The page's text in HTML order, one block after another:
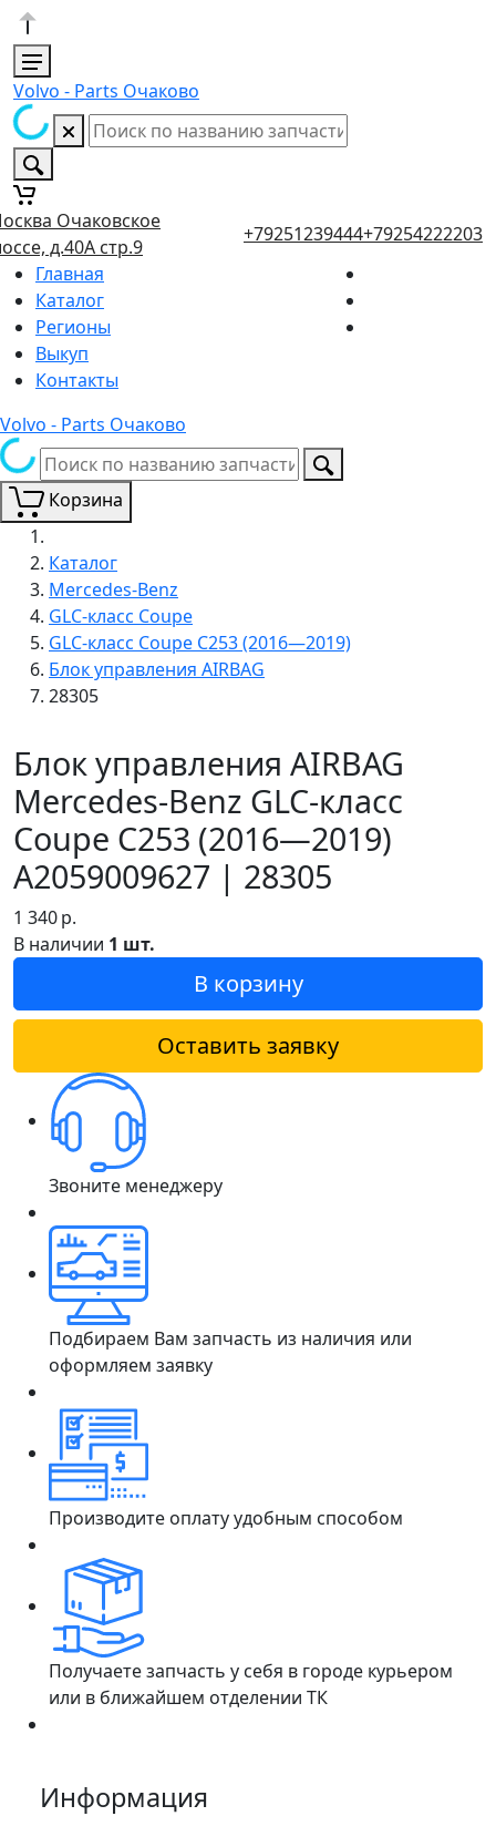
Volvo - Parts Очаково
Очаковское
д.40А стр.9
+79251239444+79254222203
Главная
Каталог
Регионы
Выкуп
Контакты
Volvo - Parts Очаково
Корзина
Каталог
Mercedes-Benz
GLC-класс Coupe
GLC-класс Coupe C253 (2016—2019)
Блок управления AIRBAG
28305
Блок управления AIRBAG
Mercedes-Benz GLC-класс
Coupe C253 (2016—2019)
A2059009627 | 28305
1 340р.
В наличии 1 шт.
В корзину
Оставить заявку
Звоните менеджеру
Подбираем Вам запчасть из наличия или
оформляем заявку
Производите оплату удобным способом
Получаете запчасть у себя в городе курьером
или в ближайшем отделении ТК
Информация